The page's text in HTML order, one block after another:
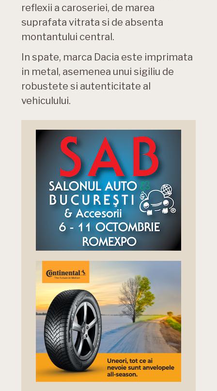
reflexii a caroseriei, de marea
suprafata vitrata si de absenta
montantului central.
In spate, marca Dacia este imprimata
in metal, asemenea unui sigiliu de
robustete si autenticitate al
vehiculului.